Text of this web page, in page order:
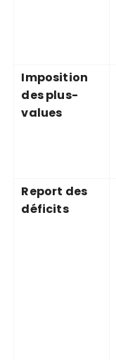
Imposition
des plus-
values
Report des
déficits